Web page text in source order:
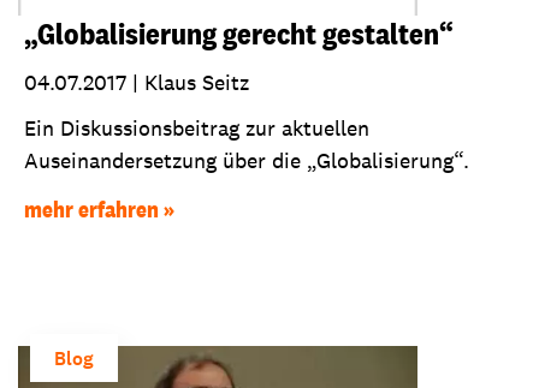
„Globalisierung gerecht gestalten“
04.07.2017 | Klaus Seitz
Ein Diskussionsbeitrag zur aktuellen
Auseinandersetzung über die „Globalisierung“.
mehr erfahren
Blog